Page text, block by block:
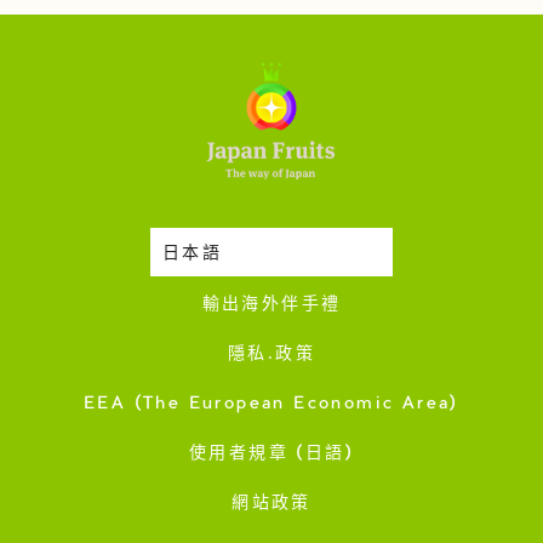
日本語時令蔬果收成表
輸出海外伴手禮
隱私·政策
EEA (The European Economic Area)
使用者規章 (日語)
網站政策